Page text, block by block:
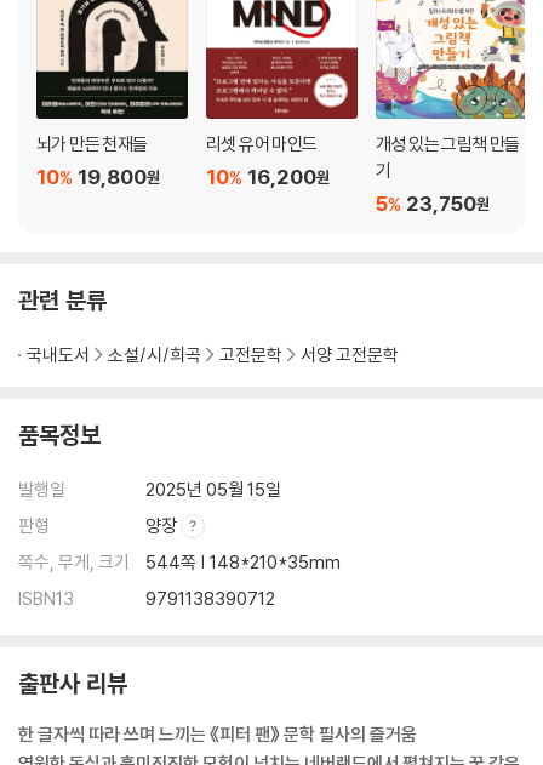
뇌가 만든 천재들
19,800원
10%
리셋 유어 마인드
16,200원
10%
개성 있는 그림책 만들
기
23,750원
5%
관련 분류
국내도서 소설/시/희곡 고전문학 서양 고전문학
품목정보
발행일
2025년 05월 15일
판형
양장
쪽수, 무게, 크기
544쪽 | 148*210*35mm
ISBN13
9791138390712
출판사 리뷰
한 글자씩 따라 쓰며 느끼는 《피터 팬》 문학 필사의 즐거움